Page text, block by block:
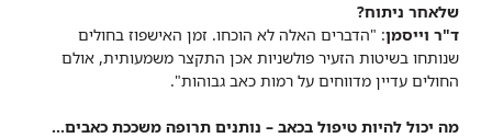
שלאחר ניתוח?
ד"ר וייסמן: "הדברים האלה לא הוכחו. זמן האישפוז בחולים
שנותחו בשיטות הזעיר פולשניות אכן התקצר משמעותית, אולם
החולים עדיין מדווחים על רמות כאב גבוהות".
מה יכול להיות טיפול בכאב – נותנים תרופה משככת כאבים...